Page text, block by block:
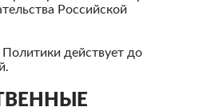
Российской
действует до